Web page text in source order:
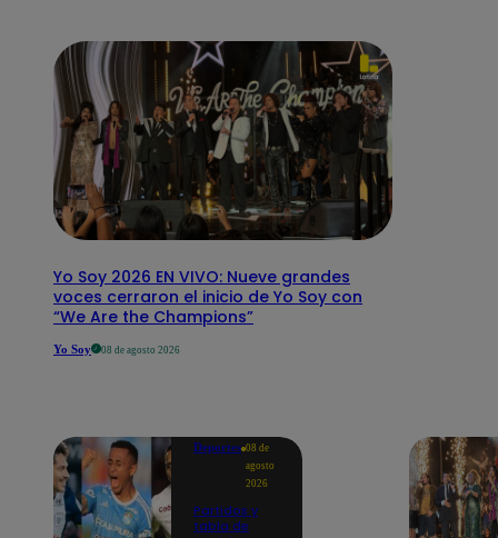
Yo Soy 2026 EN VIVO: Nueve grandes
voces cerraron el inicio de Yo Soy con
“We Are the Champions”
Yo Soy 08 de agosto 2026
Deportes 08 de
agosto
2026
Partidos y
tabla de